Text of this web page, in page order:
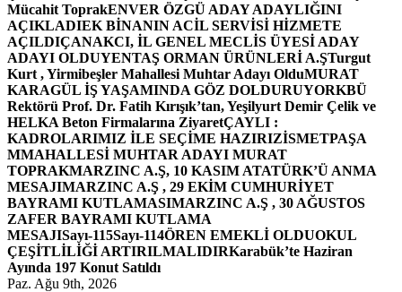
Mücahit ToprakENVER ÖZGÜ ADAY ADAYLIĞINI
AÇIKLADIEK BİNANIN ACİL SERVİSİ HİZMETE
AÇILDIÇANAKCI, İL GENEL MECLİS ÜYESİ ADAY
ADAYI OLDUYENTAŞ ORMAN ÜRÜNLERİ A.ŞTurgut
Kurt , Yirmibeşler Mahallesi Muhtar Adayı OlduMURAT
KARAGÜL İŞ YAŞAMINDA GÖZ DOLDURUYORKBÜ
Rektörü Prof. Dr. Fatih Kırışık’tan, Yeşilyurt Demir Çelik ve
HELKA Beton Firmalarına ZiyaretÇAYLI :
KADROLARIMIZ İLE SEÇİME HAZIRIZİSMETPAŞA
MMAHALLESİ MUHTAR ADAYI MURAT
TOPRAKMARZINC A.Ş, 10 KASIM ATATÜRK’Ü ANMA
MESAJIMARZINC A.Ş , 29 EKİM CUMHURİYET
BAYRAMI KUTLAMASIMARZINC A.Ş , 30 AĞUSTOS
ZAFER BAYRAMI KUTLAMA
MESAJISayı-115Sayı-114ÖREN EMEKLİ OLDUOKUL
ÇEŞİTLİLİĞİ ARTIRILMALIDIRKarabük’te Haziran
Ayında 197 Konut Satıldı
Paz. Ağu 9th, 2026